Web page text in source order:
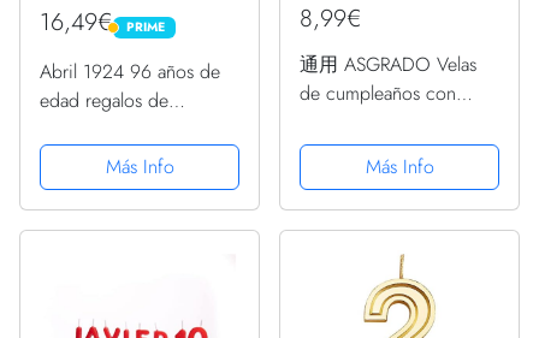
16,49€ PRIME
PRIME
Abril 1924 96 años de
edad regalos de
vela Camiseta
Más Info
8,99€
通用 ASGRADO Velas
de cumpleaños con
Colores,Regalo de
cumpleaños,
Personalizadas
Más Info